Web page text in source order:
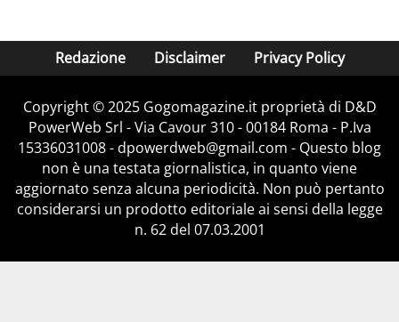
Redazione Disclaimer Privacy Policy
Copyright © 2025 Gogomagazine.it proprietà di D&D
PowerWeb Srl - Via Cavour 310 - 00184 Roma - P.Iva
15336031008 - dpowerdweb@gmail.com - Questo blog
non è una testata giornalistica, in quanto viene
aggiornato senza alcuna periodicità. Non può pertanto
considerarsi un prodotto editoriale ai sensi della legge
n. 62 del 07.03.2001